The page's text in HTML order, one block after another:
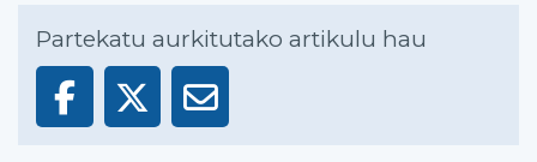
Partekatu aurkitutako artikulu hau